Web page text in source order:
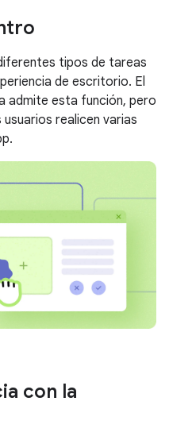
tipos de tareas
de escritorio. El
admite esta función, pero
realicen varias
con la